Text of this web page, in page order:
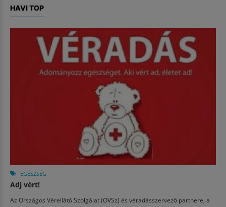
HAVI TOP
EGÉSZSÉG
Adj vért!
Az Országos Vérellátó Szolgálat (OVSz) és véradásszervező partnere, a